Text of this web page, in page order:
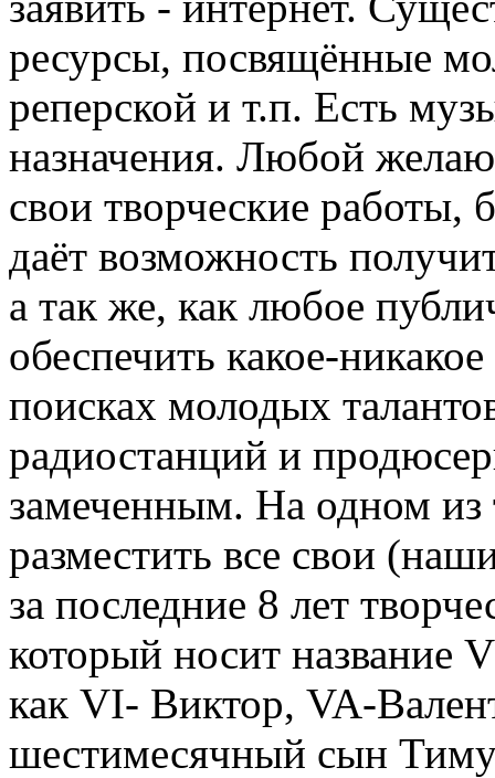
ресурсы, посвящённые
реперской и т.п. Есть
назначения. Любой
свои творческие работы,
даёт возможность
а так же, как любое
обеспечить какое-
поисках молодых
радиостанций и
замеченным. На одном из
разместить все свои
за последние 8 лет
который носит название
как VI- Виктор, VA-
шестимесячный сын